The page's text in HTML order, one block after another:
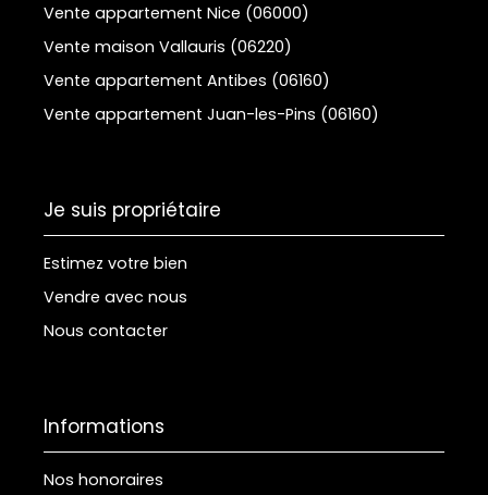
Vente appartement Nice (06000)
Vente maison Vallauris (06220)
Vente appartement Antibes (06160)
Vente appartement Juan-les-Pins (06160)
Je suis propriétaire
Estimez votre bien
Vendre avec nous
Nous contacter
Informations
Nos honoraires